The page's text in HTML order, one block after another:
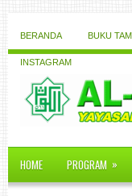
BERANDA BUKU
INSTAGRAM
HOME PROGRAM »